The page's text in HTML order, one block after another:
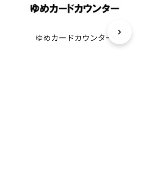
ゆめカードカウンター